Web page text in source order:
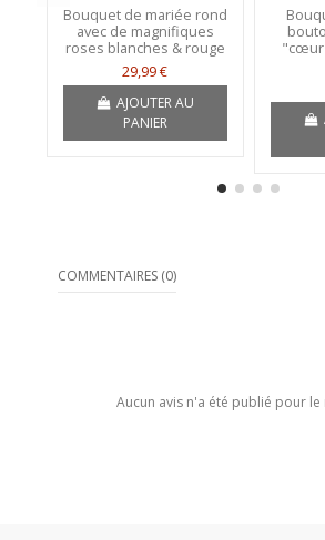
Bouquet de mariée rond
avec de magnifiques
roses blanches & rouge
29,99 €
AJOUTER AU
PANIER
COMMENTAIRES (0)
Aucun avis n'a été publié pour le